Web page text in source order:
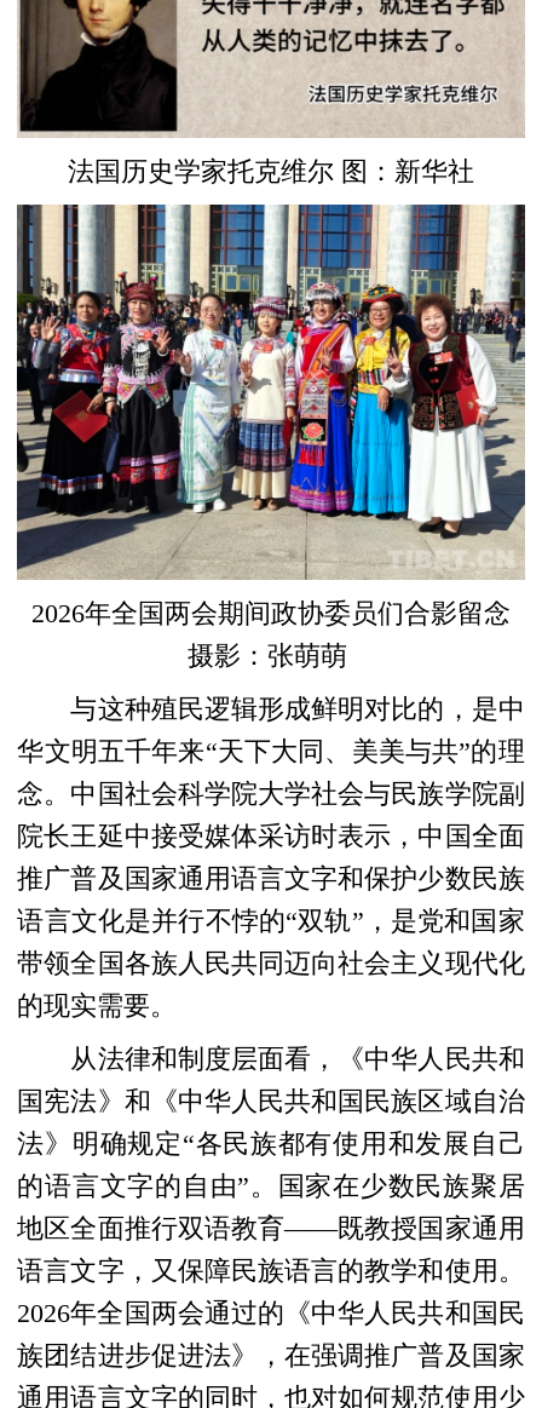
法国历史学家托克维尔 图：新华社
2026年全国两会期间政协委员们合影留念
摄影：张萌萌
与这种殖民逻辑形成鲜明对比的，是中
华文明五千年来“天下大同、美美与共”的理
念。中国社会科学院大学社会与民族学院副
院长王延中接受媒体采访时表示，中国全面
推广普及国家通用语言文字和保护少数民族
语言文化是并行不悖的“双轨”，是党和国家
带领全国各族人民共同迈向社会主义现代化
的现实需要。
从法律和制度层面看，《中华人民共和
国宪法》和《中华人民共和国民族区域自治
法》明确规定“各民族都有使用和发展自己
的语言文字的自由”。国家在少数民族聚居
地区全面推行双语教育——既教授国家通用
语言文字，又保障民族语言的教学和使用。
2026年全国两会通过的《中华人民共和国民
族团结进步促进法》，在强调推广普及国家
通用语言文字的同时，也对如何规范使用少